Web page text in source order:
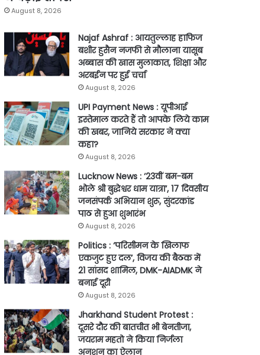
August 8, 2026
Najaf Ashraf : आयतुल्लाह हाफिज
बशीर हुसैन नजफी से मौलाना यासूब
अब्बास की खास मुलाकात, शिक्षा और
अरबईन पर हुई चर्चा
August 8, 2026
UPI Payment News : यूपीआई
इस्तेमाल करते हैं तो आपके लिये काम
की खबर, जानिये सरकार ने क्या
कहा?
August 8, 2026
Lucknow News : ’23वीं बम-बम
भोले श्री बुद्धेश्वर धाम यात्रा’, 17 दिवसीय
जनसंपर्क अभियान शुरू, सुंदरकांड
पाठ से हुआ शुभारंभ
August 8, 2026
Politics : ‘परिसीमन के खिलाफ
एकजुट हुए दल’, विजय की बैठक में
21 सांसद शामिल, DMK-AIADMK ने
बनाई दूरी
August 8, 2026
Jharkhand Student Protest :
दूसरे दौर की बातचीत भी बेनतीजा,
जयराम महतो ने किया निर्जला
अनशन का ऐलान